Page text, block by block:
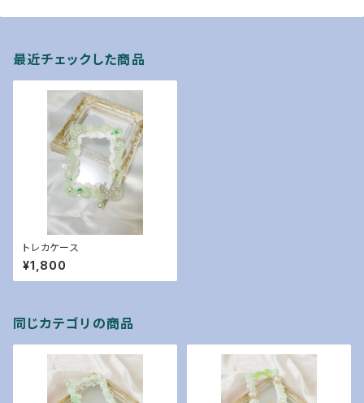
最近チェックした商品
トレカケース
¥1,800
同じカテゴリの商品